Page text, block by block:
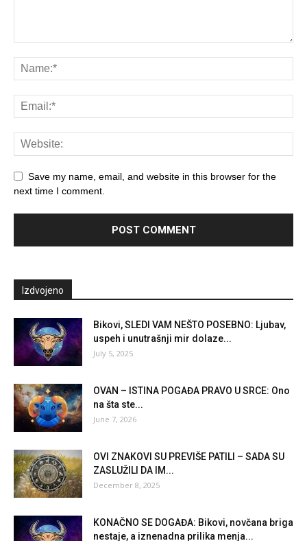
Save my name, email, and website in this browser for the
next time I comment.
Izdvojeno
Bikovi, SLEDI VAM NEŠTO POSEBNO: Ljubav,
uspeh i unutrašnji mir dolaze...
July 5, 2025
OVAN – ISTINA POGAĐA PRAVO U SRCE: Ono
na šta ste...
June 7, 2026
OVI ZNAKOVI SU PREVIŠE PATILI – SADA SU
ZASLUŽILI DA IM...
December 8, 2025
KONAČNO SE DOGAĐA: Bikovi, novčana briga
nestaje, a iznenadna prilika menja...